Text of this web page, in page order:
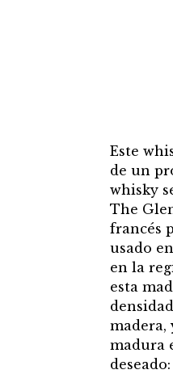
Este
de un
whisky
The
francés
usado
en la
esta
madera,
madura